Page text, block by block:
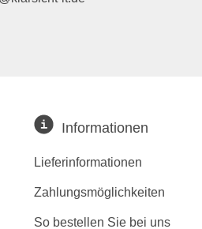
Informationen
Lieferinformationen
Zahlungsmöglichkeiten
So bestellen Sie bei uns